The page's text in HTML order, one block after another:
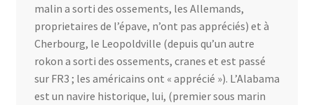
malin a sorti des ossements, les Allemands,
proprietaires de l’épave, n’ont pas appréciés) et à
Cherbourg, le Leopoldville (depuis qu’un autre
rokon a sorti des ossements, cranes et est passé
sur FR3 ; les américains ont « apprécié »). L’Alabama
est un navire historique, lui, (premier sous marin